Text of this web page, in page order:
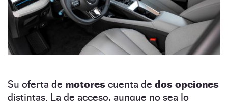
Su oferta de motores cuenta de dos opciones
distintas. La de acceso, aunque no sea lo